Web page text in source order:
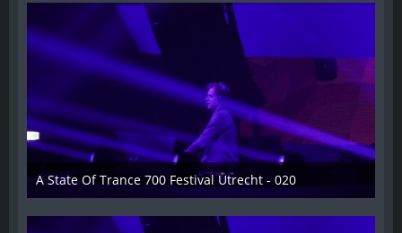
A State Of Trance 700 Festival Utrecht - 020
26. Februar 2015